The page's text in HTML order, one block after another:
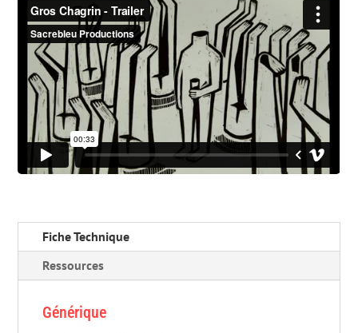
Fiche Technique
Ressources
Générique